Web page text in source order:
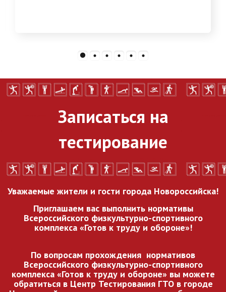
Записаться на
тестирование
Уважаемые жители и гости города Новороссийска!
Приглашаем вас выполнить нормативы
Всероссийского физкультурно-спортивного
комплекса «Готов к труду и обороне»!
По вопросам прохождения нормативов
Всероссийского физкультурно-спортивного
комплекса «Готов к труду и обороне» вы можете
обратиться в Центр Тестирования ГТО в городе